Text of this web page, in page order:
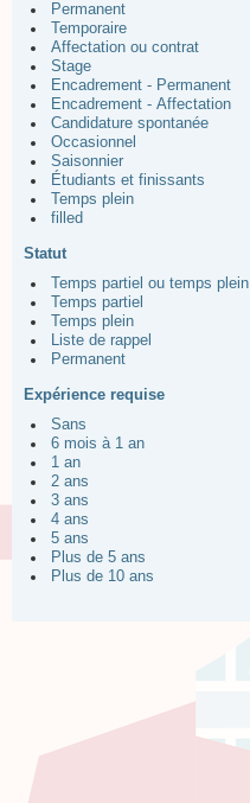
Permanent
Temporaire
Affectation ou contrat
Stage
Encadrement - Permanent
Encadrement - Affectation
Candidature spontanée
Occasionnel
Saisonnier
Étudiants et finissants
Temps plein
filled
Statut
Temps partiel ou temps plein
Temps partiel
Temps plein
Liste de rappel
Permanent
Expérience requise
Sans
6 mois à 1 an
1 an
2 ans
3 ans
4 ans
5 ans
Plus de 5 ans
Plus de 10 ans